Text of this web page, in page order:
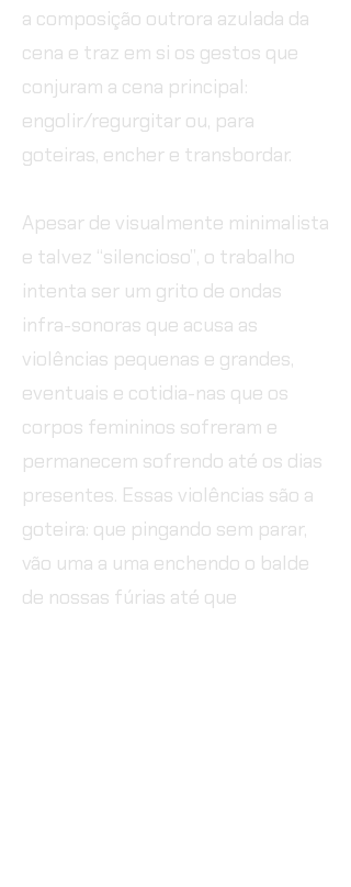
a composição outrora azulada da
cena e traz em si os gestos que
conjuram a cena principal:
engolir/regurgitar ou, para
goteiras, encher e transbordar.
Apesar de visualmente minimalista
e talvez “silencioso”, o trabalho
intenta ser um grito de ondas
infra-sonoras que acusa as
violências pequenas e grandes,
eventuais e cotidia-nas que os
corpos femininos sofreram e
permanecem sofrendo até os dias
presentes. Essas violências são a
goteira: que pingando sem parar,
vão uma a uma enchendo o balde
de nossas fúrias até que